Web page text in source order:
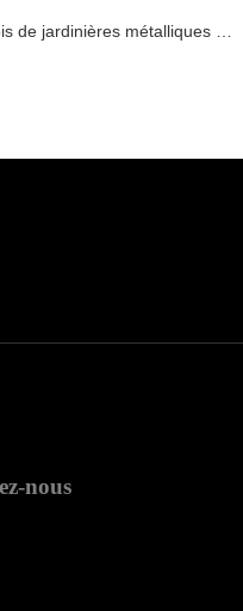
Fabricant chinois de jardinières métalliques personnalisées avec treillis pour solutions de jardin privé extérieur
nous